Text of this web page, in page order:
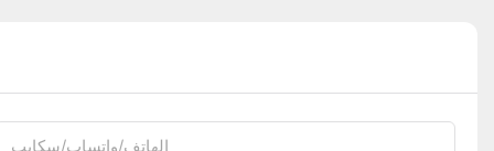
الهاتف/واتساب/سكايب